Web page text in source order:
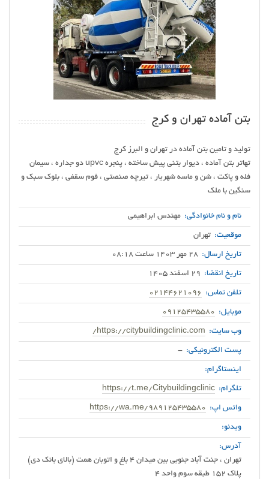
بتن آماده تهران و کرج
تهاتر بتن آماده ، دیوار بتنی پیش ساخته ، پنجره upvc دو جداره ، سیمان
فله و پاکت ، شن و ماسه شهریار ، تیرچه صنصتی ، فوم سقفی ، بلوک سبک و
سنگین با ملک
نام و نام خانوادگی: مهندس ابراهیمی
موقعیت: تهران
تاریخ ارسال: 28 مهر 1403 ساعت 08:18
تاریخ انقضا: 29 اسفند 1405
تلفن تماس: 02144621096
موبایل: 09125435580
وب سایت: https://citybuildingclinic.com/
پست الکترونیکی: -
اینستاگرام:
تلگرام: https://t.me/Citybuildingclinic
واتس اپ: https://wa.me/989125435580
ویدئو:
آدرس:
تهران ، جنت آباد جنوبی بین میدان 4 باغ و اتوبان همت (بالای بانک دی)
پلاک 152 طبقه سوم واحد 4